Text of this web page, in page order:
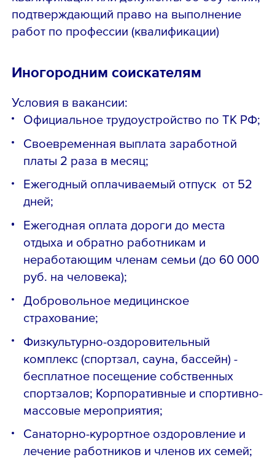
подтверждающий право на выполнение
работ по профессии (квалификации)
Иногородним соискателям
Условия в вакансии:
Официальное трудоустройство по ТК РФ;
Своевременная выплата заработной
платы 2 раза в месяц;
Ежегодный оплачиваемый отпуск от 52
дней;
Ежегодная оплата дороги до места
отдыха и обратно работникам и
неработающим членам семьи (до 60 000
руб. на человека);
Добровольное медицинское
страхование;
Физкультурно-оздоровительный
комплекс (спортзал, сауна, бассейн) -
бесплатное посещение собственных
спортзалов; Корпоративные и спортивно-
массовые мероприятия;
Санаторно-курортное оздоровление и
лечение работников и членов их семей;